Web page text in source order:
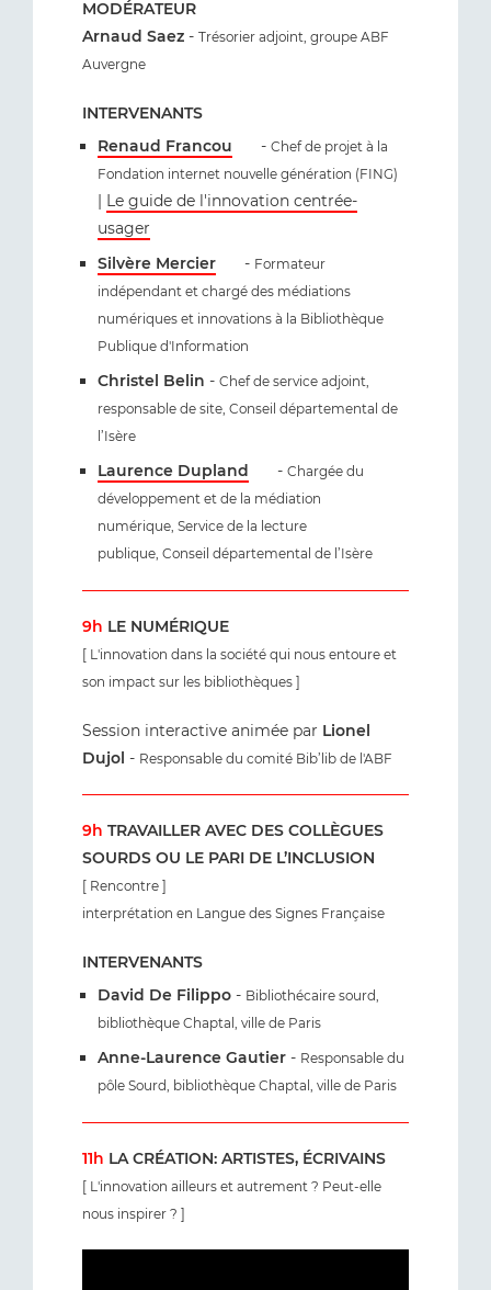
MODÉRATEUR
Arnaud Saez - Trésorier adjoint, groupe ABF
Auvergne
INTERVENANTS
Renaud Francou
- Chef de projet à la
Fondation internet nouvelle génération (FING)
| Le guide de l'innovation centrée-
usager
Silvère Mercier
- Formateur
indépendant et chargé des médiations
numériques et innovations à la Bibliothèque
Publique d'Information
Christel Belin - Chef de service adjoint,
responsable de site, Conseil départemental de
l’Isère
Laurence Dupland - Chargée du
développement et de la médiation
numérique, Service de la lecture
publique, Conseil départemental de l’Isère
9h LE NUMÉRIQUE
[ L'innovation dans la société qui nous entoure et
son impact sur les bibliothèques ]
Session interactive animée par Lionel
Dujol - Responsable du comité Bib’lib de l'ABF
9h TRAVAILLER AVEC DES COLLÈGUES
SOURDS OU LE PARI DE L’INCLUSION
[ Rencontre ]
interprétation en Langue des Signes Française
INTERVENANTS
David De Filippo - Bibliothécaire sourd,
bibliothèque Chaptal, ville de Paris
Anne-Laurence Gautier - Responsable du
pôle Sourd, bibliothèque Chaptal, ville de Paris
11h LA CRÉATION: ARTISTES, ÉCRIVAINS
[ L'innovation ailleurs et autrement ? Peut-elle
nous inspirer ? ]